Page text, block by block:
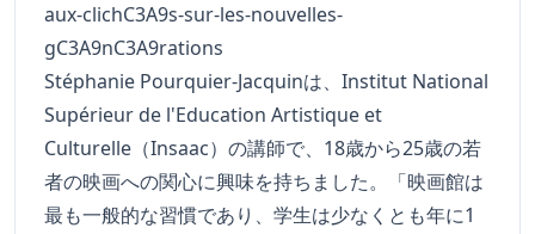
aux-clichC3A9s-sur-les-nouvelles-
gC3A9nC3A9rations
Stéphanie Pourquier-Jacquinは、Institut National
Supérieur de l'Education Artistique et
Culturelle（Insaac）の講師で、18歳から25歳の若
者の映画への関心に興味を持ちました。「映画館は
最も一般的な習慣であり、学生は少なくとも年に1